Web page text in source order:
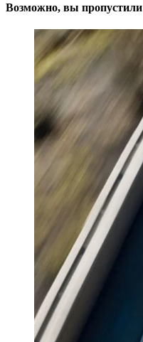
Возможно, вы пропустили